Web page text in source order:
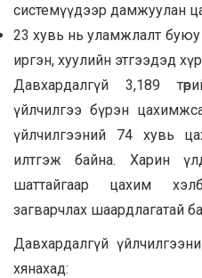
системүүдээр дамжуулан
23 хувь нь уламжлалт буюу
иргэн, хуулийн этгээдэд
Давхардалгүй 3,189
үйлчилгээ бүрэн
үйлчилгээний 74 хувь
илтгэж байна. Харин
шаттайгаар цахим
загварчлах шаардлагатай
Давхардалгүй
хянахад: